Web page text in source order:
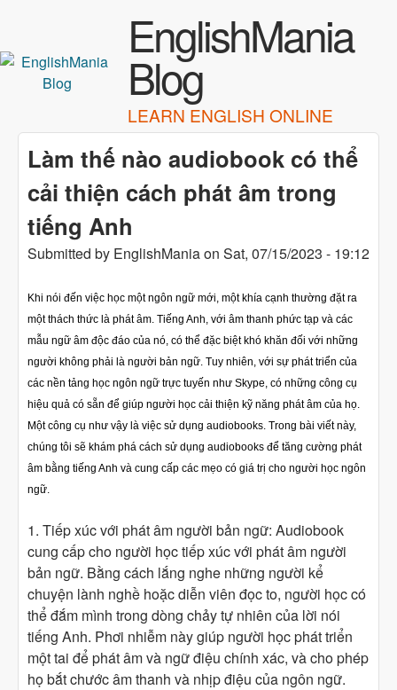
EnglishMania
Blog
LEARN ENGLISH ONLINE
Làm thế nào audiobook có thể
cải thiện cách phát âm trong
tiếng Anh
Submitted by EnglishManiaon Sat, 07/15/2023 - 19:12
Khi nói đến việc học một ngôn ngữ mới, một khía cạnh thường đặt ra
một thách thức là phát âm. Tiếng Anh, với âm thanh phức tạp và các
mẫu ngữ âm độc đáo của nó, có thể đặc biệt khó khăn đối với những
người không phải là người bản ngữ. Tuy nhiên, với sự phát triển của
các nền tảng học ngôn ngữ trực tuyến như Skype, có những công cụ
hiệu quả có sẵn để giúp người học cải thiện kỹ năng phát âm của họ.
Một công cụ như vậy là việc sử dụng audiobooks. Trong bài viết này,
chúng tôi sẽ khám phá cách sử dụng audiobooks để tăng cường phát
âm bằng tiếng Anh và cung cấp các mẹo có giá trị cho người học ngôn
ngữ.
1. Tiếp xúc với phát âm người bản ngữ: Audiobook
cung cấp cho người học tiếp xúc với phát âm người
bản ngữ. Bằng cách lắng nghe những người kể
chuyện lành nghề hoặc diễn viên đọc to, người học có
thể đắm mình trong dòng chảy tự nhiên của lời nói
tiếng Anh. Phơi nhiễm này giúp người học phát triển
một tai để phát âm và ngữ điệu chính xác, và cho phép
họ bắt chước âm thanh và nhịp điệu của ngôn ngữ.